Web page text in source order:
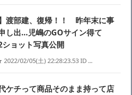
】渡部建、復帰！！ 昨年末に事
し出…児嶋のGOサイン得て
ショット写真公開
02/05(土) 22:28:23.53 ID ...
ケチって商品そのまま持って店